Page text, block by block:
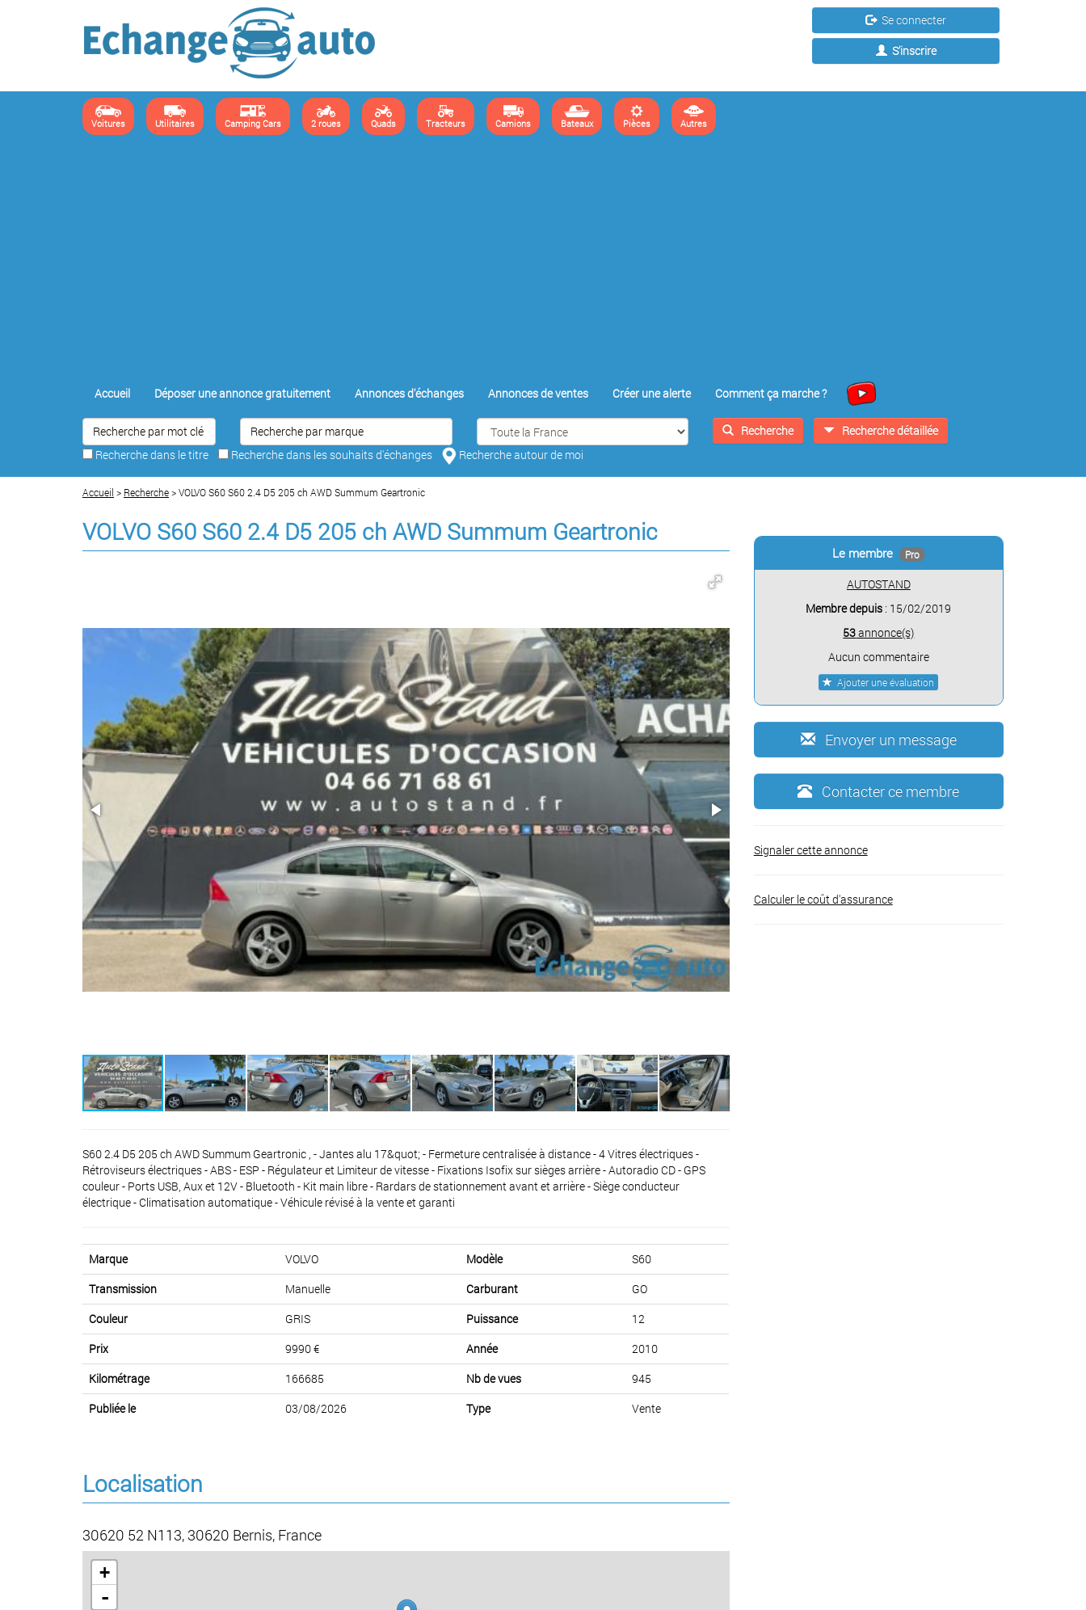
Se connecter
S'inscrire
Voitures Utilitaires Camping Cars 2 roues Quads Tracteurs Camions Bateaux Pièces Autres
Accueil Déposer une annonce gratuitement Annonces d'échanges Annonces de ventes Créer une alerte Comment ça marche ?
Recherche
Recherche détaillée
Recherche dans le titre
Recherche dans les souhaits d'échanges Recherche autour de moi
Accueil > Recherche> VOLVO S60 S60 2.4 D5 205 ch AWD Summum Geartronic
VOLVO S60 S60 2.4 D5 205 ch AWD Summum Geartronic
S60 2.4 D5 205 ch AWD Summum Geartronic , - Jantes alu 17&quot; - Fermeture centralisée à distance - 4 Vitres électriques -
Rétroviseurs électriques - ABS - ESP - Régulateur et Limiteur de vitesse - Fixations Isofix sur sièges arrière - Autoradio CD - GPS
couleur - Ports USB, Aux et 12V - Bluetooth - Kit main libre - Rardars de stationnement avant et arrière - Siège conducteur
électrique - Climatisation automatique - Véhicule révisé à la vente et garanti
Marque VOLVO Modèle
S60
Transmission
Manuelle Carburant
GO
Couleur
GRIS Puissance
12
Prix
9990 € Année
2010
Kilométrage
166685 Nb de vues
945
Publiée le
03/08/2026 Type Vente
Localisation
30620 52 N113, 30620 Bernis, France
+
-
Le membre Pro
AUTOSTAND
Membre depuis : 15/02/2019
53annonce(s)
Aucun commentaire
Ajouter une évaluation
Envoyer un message
Contacter ce membre
Signaler cette annonce
Calculer le coût d'assurance